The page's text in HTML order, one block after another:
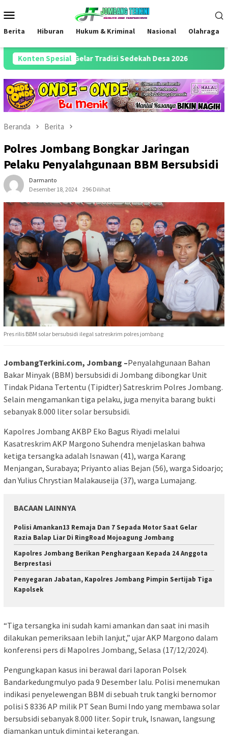
ke
kontenMobile
Berita Hiburan Hukum & Kriminal Nasional Olahraga
Konten Spesial
Keras Gelar Tradisi Sedekah Desa 2026 Pengambilan
Beranda Berita
Polres Jombang Bongkar Jaringan
Pelaku Penyalahgunaan BBM Bersubsidi
Darmanto
Desember 18, 2024
296 Dilihat
Pres rilis BBM solar bersubsidi ilegal satreskrim polres jombang
JombangTerkini.com, Jombang –Penyalahgunaan Bahan
Bakar Minyak (BBM) bersubsidi di Jombang dibongkar Unit
Tindak Pidana Tertentu (Tipidter) Satreskrim Polres Jombang.
Selain mengamankan tiga pelaku, juga menyita barang bukti
sebanyak 8.000 liter solar bersubsidi.
Kapolres Jombang AKBP Eko Bagus Riyadi melalui
Kasatreskrim AKP Margono Suhendra menjelaskan bahwa
ketiga tersangka adalah Isnawan (41), warga Karang
Menjangan, Surabaya; Priyanto alias Bejan (56), warga Sidoarjo;
dan Yulius Chrystian Malakauseija (37), warga Lumajang.
BACAAN LAINNYA
Polisi Amankan13 Remaja Dan 7 Sepada Motor Saat Gelar
Razia Balap Liar Di RingRoad Mojoagung Jombang
Kapolres Jombang Berikan Penghargaan Kepada 24 Anggota
Berprestasi
Penyegaran Jabatan, Kapolres Jombang Pimpin Sertijab Tiga
Kapolsek
“Tiga tersangka ini sudah kami amankan dan saat ini masih
dilakukan pemeriksaan lebih lanjut,” ujar AKP Margono dalam
konferensi pers di Mapolres Jombang, Selasa (17/12/2024).
Pengungkapan kasus ini berawal dari laporan Polsek
Bandarkedungmulyo pada 9 Desember lalu. Polisi menemukan
indikasi penyelewengan BBM di sebuah truk tangki bernomor
polisi S 8336 AP milik PT Sean Bumi Indo yang membawa solar
bersubsidi sebanyak 8.000 liter. Sopir truk, Isnawan, langsung
diamankan untuk dimintai keterangan.